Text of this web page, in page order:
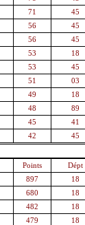
71 45
56 45
56 45
53 18
53 45
51 03
49 18
48 89
45 41
42 45
Points Dépt
897 18
680 18
482 18
479 18